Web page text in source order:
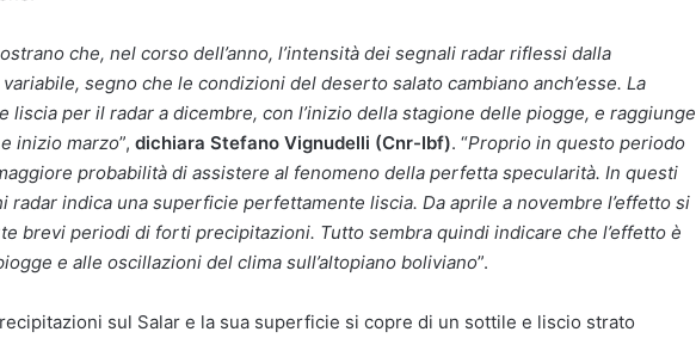
che, nel corso dell’anno, l’intensità dei segnali radar riflessi dalla
segno che le condizioni del deserto salato cambiano anch’esse. La
liscia per il radar a dicembre, con l’inizio della stagione delle piogge, e raggiunge
inizio marzo”, dichiara Stefano Vignudelli (Cnr-Ibf). “Proprio in questo periodo
probabilità di assistere al fenomeno della perfetta specularità. In questi
radar indica una superficie perfettamente liscia. Da aprile a novembre l’effetto si
brevi periodi di forti precipitazioni. Tutto sembra quindi indicare che l’effetto è
e alle oscillazioni del clima sull’altopiano boliviano”.
sul Salar e la sua superficie si copre di un sottile e liscio strato